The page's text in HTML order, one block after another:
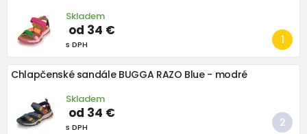
Skladem
od 34 €
s DPH
Chlapčenské sandále BUGGA RAZO Blue - modré
Skladem
od 34 €
s DPH